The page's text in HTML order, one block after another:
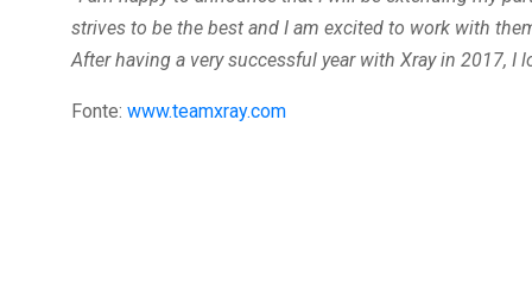
strives to be the best and I am excited to work with
After having a very successful year with Xray in 2017, I
Fonte: www.teamxray.com